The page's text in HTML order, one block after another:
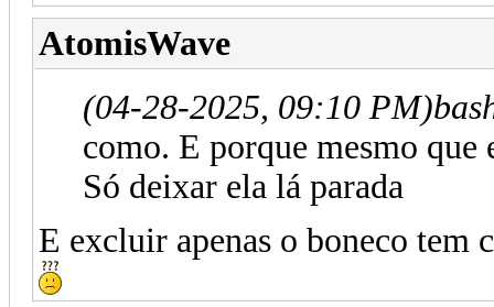
AtomisWave
(04-28-2025, 09:10 PM)
como. E porque mesmo
Só deixar ela lá parada
E excluir apenas o boneco tem